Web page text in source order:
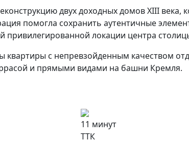
двух доходных домов XIII века,
помогла сохранить аутентичные
локации центра
с непревзойденным качеством
и прямыми видами на башни Кремля.
11 минут
ТТК